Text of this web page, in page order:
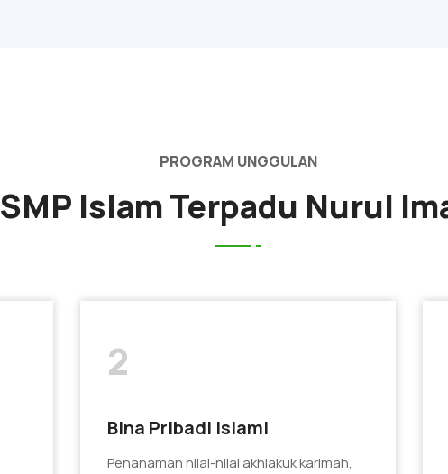
PROGRAM UNGGULAN
SMP Islam Terpadu Nurul
2
Bina Pribadi Islami
Penanaman nilai-nilai akhlakuk karimah,